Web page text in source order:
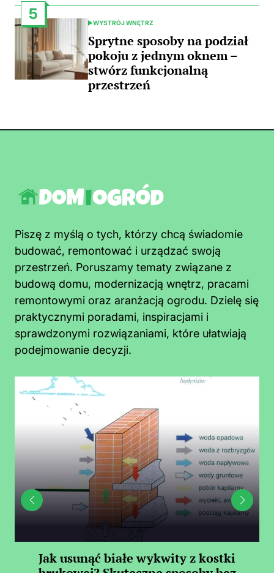
5
POSTED
IN
WYSTRÓJ WNĘTRZ
Sprytne sposoby na podział
pokoju z jednym oknem –
stwórz funkcjonalną
przestrzeń
Piszę z myślą o tych, którzy chcą świadomie
budować, remontować i urządzać swoją
przestrzeń. Poruszamy tematy związane z
budową domu, modernizacją wnętrz, pracami
remontowymi oraz aranżacją ogrodu. Dzielę się
praktycznymi poradami, inspiracjami i
sprawdzonymi rozwiązaniami, które ułatwiają
podejmowanie decyzji.
Jak usunąć białe wykwity z kostki